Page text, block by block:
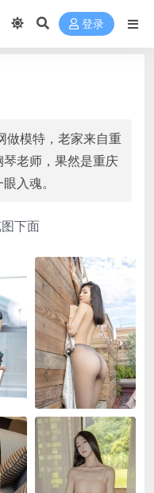
登录
做模特，老家来自重
老师，果然是重庆
入魂。
下面